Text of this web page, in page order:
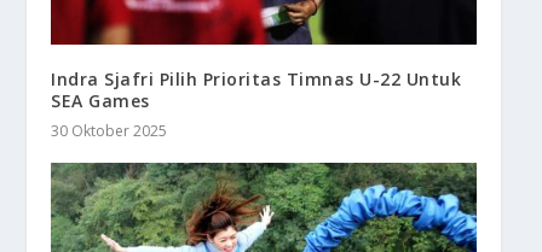
Indra Sjafri Pilih Prioritas Timnas U-22 Untuk
SEA Games
30 Oktober 2025